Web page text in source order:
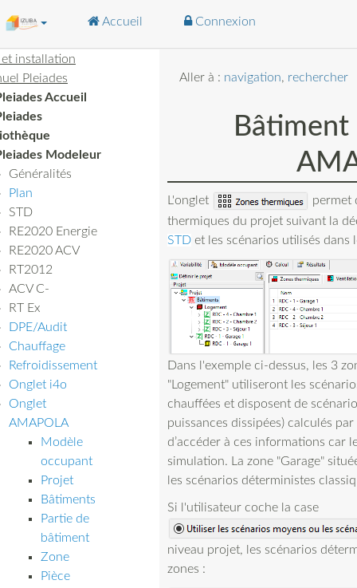
Accueil Connexion
Aller à : navigation, rechercher
installation
Pleiades
Accueil
Modeleur
Généralités
Plan
STD
RE2020 Energie
RE2020 ACV
RT2012
ACV C-
RT Ex
DPE/Audit
Chauffage
Refroidissement
Onglet i4o
Onglet
AMAPOLA
Modèle
occupant
Projet
Bâtiments
Partie de
bâtiment
Zone
Pièce
Bâtiment
L'onglet
permet
thermiques du projet suivant la
STD et les scénarios utilisés dans
Dans l'exemple ci-dessus, les 3
"Logement" utiliseront les
chauffées et disposent de
puissances dissipées) calculés
d’accéder à ces informations car
simulation. La zone "Garage"
les scénarios déterministes
Si l'utilisateur coche la case
niveau projet, les scénarios
zones :